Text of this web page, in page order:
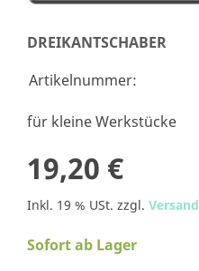
DREIKANTSCHABER
Artikelnummer:
für kleine Werkstücke
19,20 €
Inkl. 19 % USt. zzgl. Versand
Sofort ab Lager